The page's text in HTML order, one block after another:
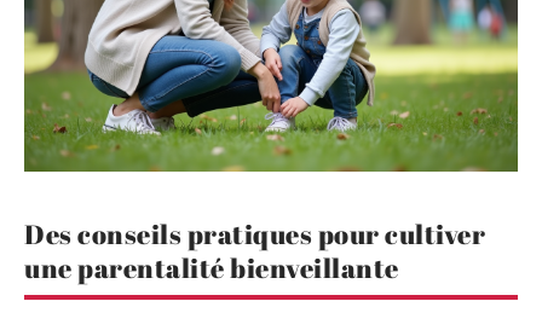
Des conseils pratiques pour cultiver
une parentalité bienveillante